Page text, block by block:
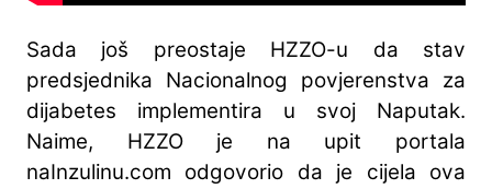
Sada još preostaje HZZO-u da stav
predsjednika Nacionalnog povjerenstva za
dijabetes implementira u svoj Naputak.
Naime, HZZO je na upit portala
naInzulinu.com odgovorio da je cijela ova